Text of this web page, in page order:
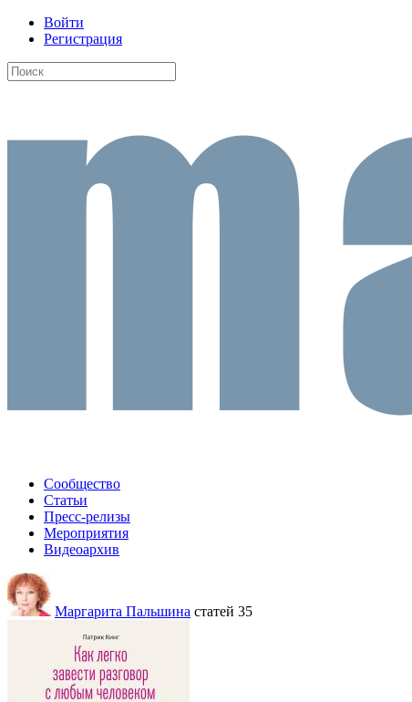
Войти
Регистрация
Сообщество
Статьи
Пресс-релизы
Мероприятия
Видеоархив
Маргарита Пальшина статей 35